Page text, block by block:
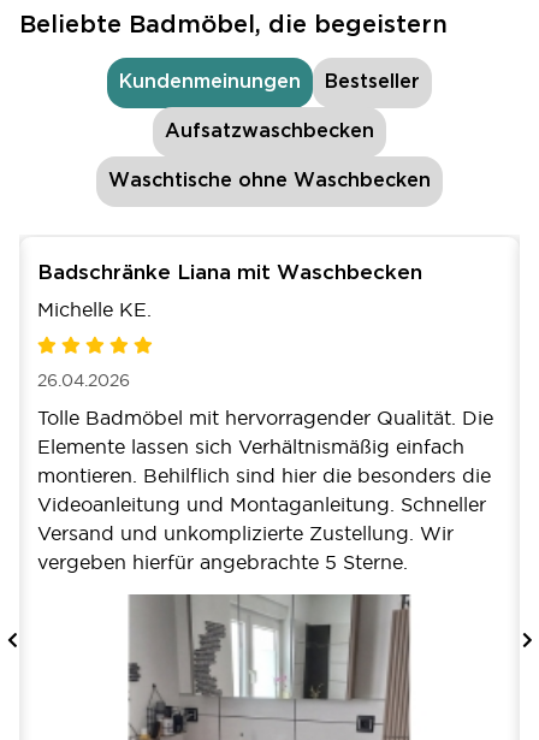
Beliebte Badmöbel, die begeistern
Kundenmeinungen Bestseller
Aufsatzwaschbecken
Waschtische ohne Waschbecken
Badschränke Liana mit Waschbecken
Michelle KE.
26.04.2026
Tolle Badmöbel mit hervorragender Qualität. Die
Elemente lassen sich Verhältnismäßig einfach
montieren. Behilflich sind hier die besonders die
Videoanleitung und Montaganleitung. Schneller
Versand und unkomplizierte Zustellung. Wir
vergeben hierfür angebrachte 5 Sterne.